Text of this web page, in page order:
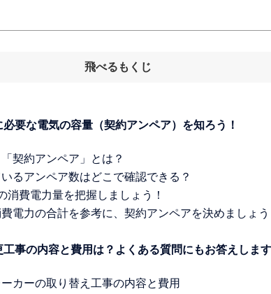
飛べるもくじ
要な電気の容量（契約アンペア）を知ろう！
契約アンペア」とは？
るアンペア数はどこで確認できる？
消費電力量を把握しましょう！
電力の合計を参考に、契約アンペアを決めましょ
事の内容と費用は？よくある質問にもお答えしま
カーの取り替え工事の内容と費用